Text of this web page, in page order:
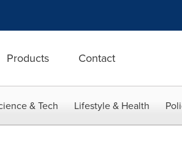
Products Contact
& Tech Lifestyle & Health